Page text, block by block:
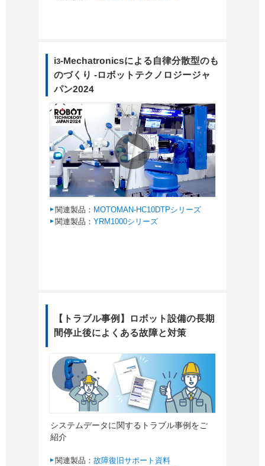
i3-Mechatronicsによる自律分散型のも
のづくり -ロボットテクノロジージャ
パン2024
関連製品： MOTOMAN-HC10DTPシリーズ
関連製品： YRM1000シリーズ
【トラブル事例】ロボット設備の長期
間停止後によくある故障と対策
システムデータに関するトラブル事例をご
紹介
関連製品： 故障復旧サポート資料